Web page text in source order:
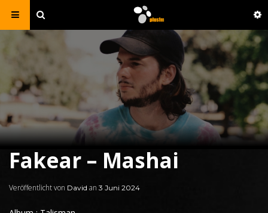
Fakear – Mashai
Veröffentlicht von David an 3 Juni 2024